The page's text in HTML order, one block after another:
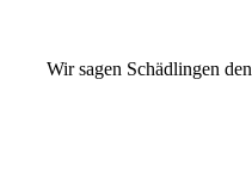
Wir sagen Schädlingen